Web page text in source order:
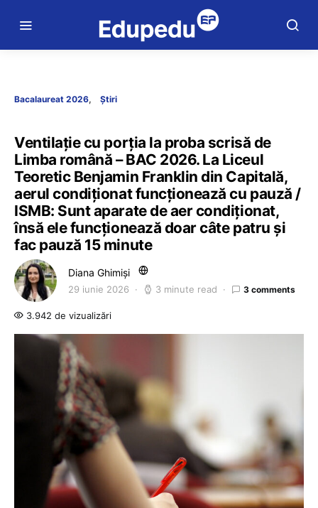
Bacalaureat 2026 Știri
Ventilație cu porția la proba scrisă de
Limba română – BAC 2026. La Liceul
Teoretic Benjamin Franklin din Capitală,
aerul condiționat funcționează cu pauză /
ISMB: Sunt aparate de aer condiționat,
însă ele funcționează doar câte patru și
fac pauză 15 minute
Diana Ghimiși
29 iunie 2026 3 minute read 3 comments
3.942 de vizualizări